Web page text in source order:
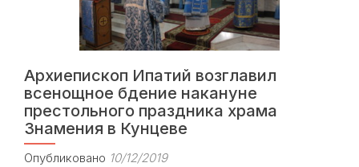
Архиепископ Ипатий возглавил
всенощное бдение накануне
престольного праздника храма
Знамения в Кунцеве
Опубликовано 10/12/2019